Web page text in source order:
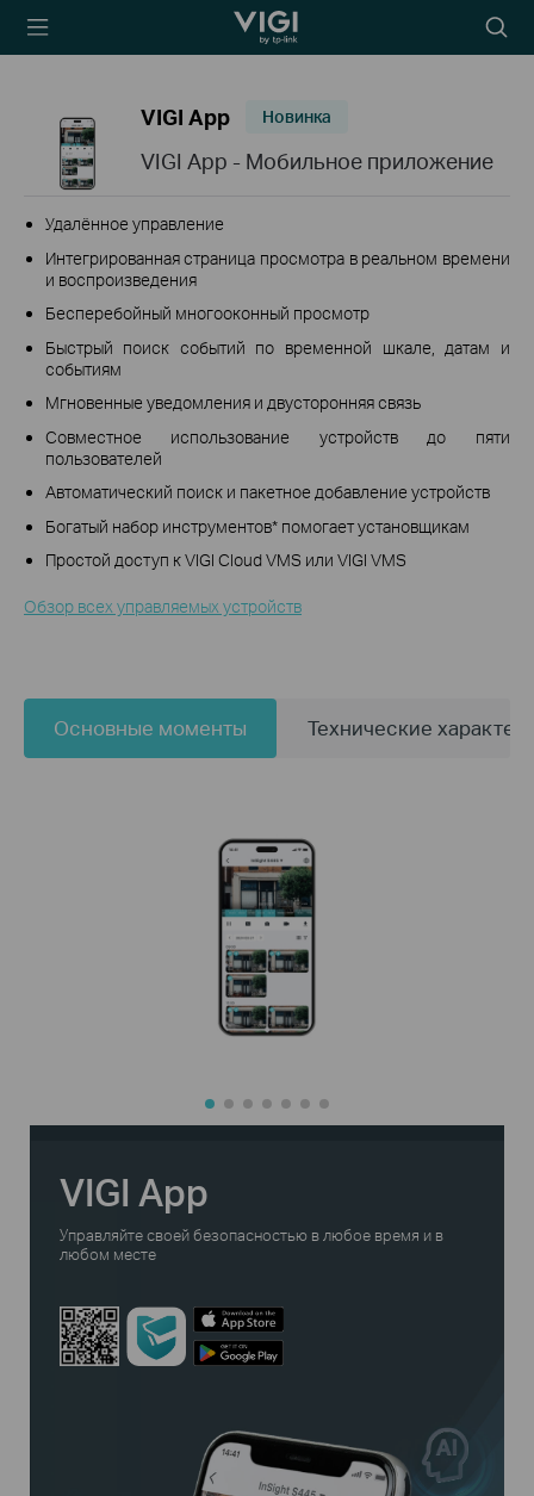
TP-Link, Reliably
icon
VIGI App Новинка
VIGI App - Мобильное приложение
Удалённое управление
Интегрированная страница просмотра в реальном времени
и воспроизведения
Бесперебойный многооконный просмотр
Быстрый поиск событий по временной шкале, датам и
событиям
Мгновенные уведомления и двусторонняя связь
Совместное использование устройств до пяти
пользователей
Автоматический поиск и пакетное добавление устройств
Богатый набор инструментов* помогает установщикам
Простой доступ к VIGI Cloud VMS или VIGI VMS
Обзор всех управляемых устройств
Основные моменты Технические
VIGI App
Управляйте своей безопасностью в любое время и в
любом месте